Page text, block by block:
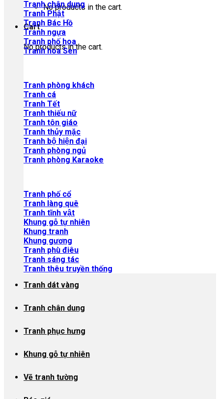
No products in the cart.
Cart
No products in the cart.
Tranh chân dung
Tranh Phật
Tranh Bác Hồ
Tranh ngựa
Tranh phố hoa
Tranh hoa Sen
Tranh phòng khách
Tranh cá
Tranh Tết
Tranh thiếu nữ
Tranh tôn giáo
Tranh thủy mặc
Tranh bộ hiện đại
Tranh phòng ngủ
Tranh phòng Karaoke
Tranh phố cổ
Tranh làng quê
Tranh tĩnh vật
Khung gỗ tự nhiên
Khung tranh
Khung gương
Tranh phù điêu
Tranh sáng tác
Tranh thêu truyền thống
Tranh dát vàng
Tranh chân dung
Tranh phục hưng
Khung gỗ tự nhiên
Vẽ tranh tường